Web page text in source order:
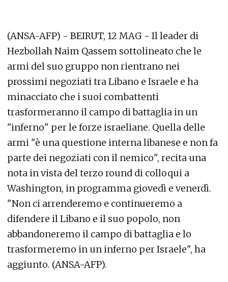
(ANSA-AFP) - BEIRUT, 12 MAG - Il leader di
Hezbollah Naim Qassem sottolineato che le
armi del suo gruppo non rientrano nei
prossimi negoziati tra Libano e Israele e ha
minacciato che i suoi combattenti
trasformeranno il campo di battaglia in un
"inferno" per le forze israeliane. Quella delle
armi "è una questione interna libanese e non fa
parte dei negoziati con il nemico", recita una
nota in vista del terzo round di colloqui a
Washington, in programma giovedì e venerdì.
"Non ci arrenderemo e continueremo a
difendere il Libano e il suo popolo, non
abbandoneremo il campo di battaglia e lo
trasformeremo in un inferno per Israele", ha
aggiunto. (ANSA-AFP).